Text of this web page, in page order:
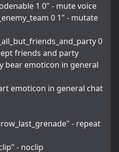
1 0" - mute voice
0 1" - mutate
0
friends and party
bear emoticon in general
emoticon in general chat
- repeat
- noclip